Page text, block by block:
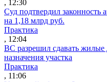
, 12:30
Суд подтвердил законность
на 1,18 млрд руб.
Практика
, 12:04
ВС разрешил сдавать жилые
назначения участка
Практика
, 11:06